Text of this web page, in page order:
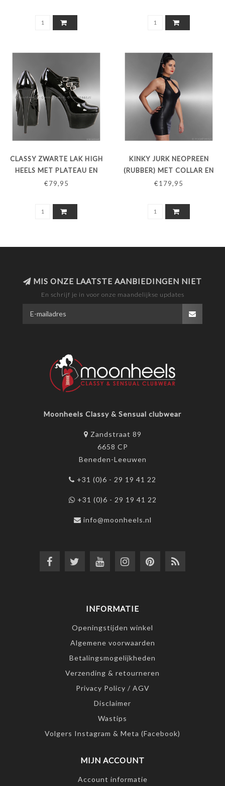
CLASSY ZWARTE LAK HIGH
HEELS MET PLATEAU EN
WREEFBANDJES
€79,95
KINKY JURK NEOPREEN
(RUBBER) MET COLLAR EN
SENSATIONELE OPEN RUG
€179,95
MIS ONZE LAATSTE AANBIEDINGEN NIET
En schrijf je in voor onze maandelijkse updates
Moonheels Classy & Sensual clubwear
Zandstraat 89
6658 CP
Beneden-Leeuwen
+31 (0)6 - 29 19 41 22
+31 (0)6 - 29 19 41 22
info@moonheels.nl
INFORMATIE
Openingstijden winkel
Algemene voorwaarden
Betalingsmogelijkheden
Verzending & retourneren
Privacy Policy / AGV
Disclaimer
Wastips
Volgers Instagram & Meta (Facebook)
MIJN ACCOUNT
Account informatie